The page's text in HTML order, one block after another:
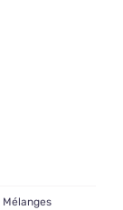
Mélanges